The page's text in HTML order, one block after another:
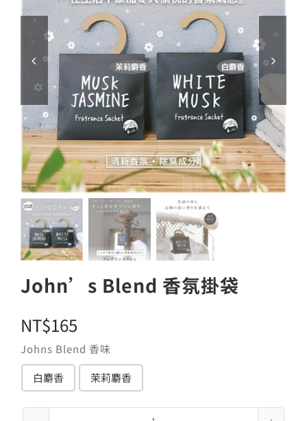
John’s Blend 香氛掛袋
NT$165
Johns Blend 香味
白麝香 茉莉麝香